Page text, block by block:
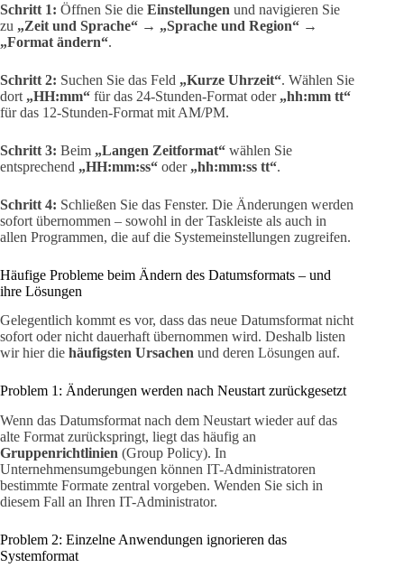
Schritt 1: Öffnen Sie die Einstellungen und navigieren Sie
zu „Zeit und Sprache“ → „Sprache und Region“ →
„Format ändern“.
Schritt 2: Suchen Sie das Feld „Kurze Uhrzeit“. Wählen Sie
dort „HH:mm“ für das 24-Stunden-Format oder „hh:mm tt“
für das 12-Stunden-Format mit AM/PM.
Schritt 3: Beim „Langen Zeitformat“ wählen Sie
entsprechend „HH:mm:ss“ oder „hh:mm:ss tt“.
Schritt 4: Schließen Sie das Fenster. Die Änderungen werden
sofort übernommen – sowohl in der Taskleiste als auch in
allen Programmen, die auf die Systemeinstellungen zugreifen.
Häufige Probleme beim Ändern des Datumsformats – und
ihre Lösungen
Gelegentlich kommt es vor, dass das neue Datumsformat nicht
sofort oder nicht dauerhaft übernommen wird. Deshalb listen
wir hier die häufigsten Ursachen und deren Lösungen auf.
Problem 1: Änderungen werden nach Neustart zurückgesetzt
Wenn das Datumsformat nach dem Neustart wieder auf das
alte Format zurückspringt, liegt das häufig an
Gruppenrichtlinien (Group Policy). In
Unternehmensumgebungen können IT-Administratoren
bestimmte Formate zentral vorgeben. Wenden Sie sich in
diesem Fall an Ihren IT-Administrator.
Problem 2: Einzelne Anwendungen ignorieren das
Systemformat